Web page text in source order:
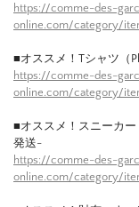
https://comme-des-
online.com/category/
■オススメ！Tシャツ（
https://comme-des-
online.com/category/
■オススメ！スニーカー
発送-
https://comme-des-
online.com/category/